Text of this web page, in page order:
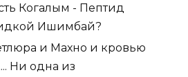
Когалым - Пептид
Ишимбай?
и Махно и кровью
Ни одна из